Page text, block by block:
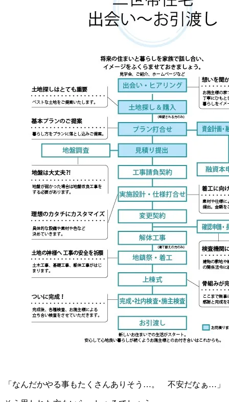
「なんだかやる事もたくさんありそう…。 不安だなぁ…」